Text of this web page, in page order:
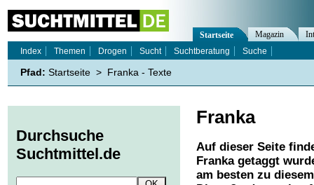
Franka
Auf dieser Seite
Frankagetaggt
am besten zu
Startseite Magazin
Index
Themen Drogen Sucht Suchtberatung Suche
Pfad: Startseite > Franka - Texte
Durchsuche
Suchtmittel.de